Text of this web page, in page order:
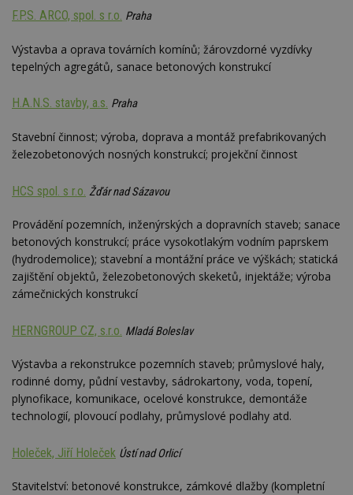
F.P.S. ARCO, spol. s r.o. Praha
Výstavba a oprava továrních komínů; žárovzdorné vyzdívky
tepelných agregátů, sanace betonových konstrukcí
H.A.N.S. stavby, a.s. Praha
Stavební činnost; výroba, doprava a montáž prefabrikovaných
železobetonových nosných konstrukcí; projekční činnost
HCS spol. s r.o. Žďár nad Sázavou
Provádění pozemních, inženýrských a dopravních staveb; sanace
betonových konstrukcí; práce vysokotlakým vodním paprskem
(hydrodemolice); stavební a montážní práce ve výškách; statická
zajištění objektů, železobetonových skeketů, injektáže; výroba
zámečnických konstrukcí
HERNGROUP CZ, s.r.o. Mladá Boleslav
Výstavba a rekonstrukce pozemních staveb; průmyslové haly,
rodinné domy, půdní vestavby, sádrokartony, voda, topení,
plynofikace, komunikace, ocelové konstrukce, demontáže
technologií, plovoucí podlahy, průmyslové podlahy atd.
Holeček, Jiří Holeček Ústí nad Orlicí
Stavitelství: betonové konstrukce, zámkové dlažby (kompletní